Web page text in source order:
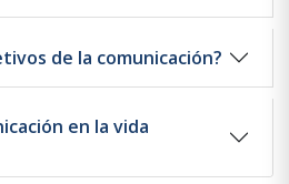
de la comunicación?
en la vida